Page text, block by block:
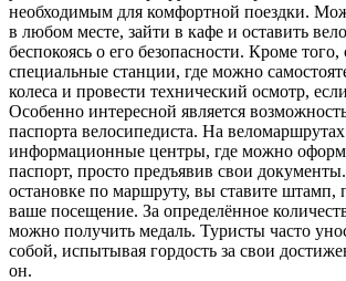
необходимым для комфортной поездки.
в любом месте, зайти в кафе и оставить
беспокоясь о его безопасности. Кроме
специальные станции, где можно
колеса и провести технический осмотр,
Особенно интересной является
паспорта велосипедиста. На
информационные центры, где можно
паспорт, просто предъявив свои
остановке по маршруту, вы ставите
ваше посещение. За определённое
можно получить медаль. Туристы часто
собой, испытывая гордость за свои
он.